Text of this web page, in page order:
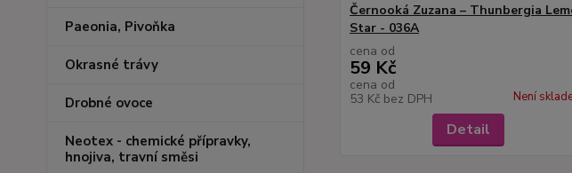
Paeonia, Pivoňka
Okrasné trávy
Drobné ovoce
Neotex - chemické přípravky,
hnojiva, travní směsi
Černooká Zuzana – Thunbergia
Star - 036A
cena od
59 Kč
cena od
53 Kč bez DPH Není
Detail